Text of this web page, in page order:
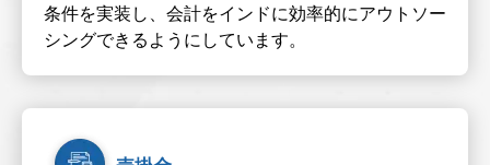
条件を実装し、会計をインドに効率的にアウトソー
シングできるようにしています。